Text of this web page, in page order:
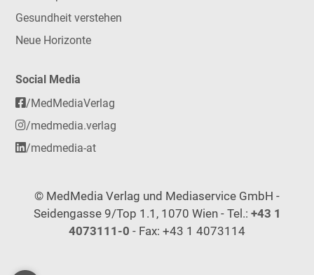
Gesundheit verstehen
Neue Horizonte
Social Media
/MedMediaVerlag
/medmedia.verlag
/medmedia-at
© MedMedia Verlag und Mediaservice GmbH -
Seidengasse 9/Top 1.1, 1070 Wien - Tel.: +43 1
4073111-0 - Fax: +43 1 4073114